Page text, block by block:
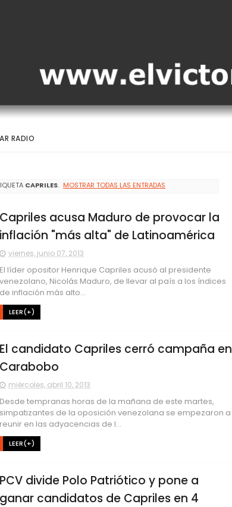
RADIO
CAPRILES. MOSTRAR TODAS LAS ENTRADAS
Capriles acusa Maduro de provocar la
inflación "más alta" de Latinoamérica
viernes, junio 07, 2013
El líder opositor Henrique Capriles acusó al presidente
venezolano, Nicolás Maduro, de llevar al país a los índices
de inflación más alto...
LEER(+)
El candidato Capriles cerró campaña en
Carabobo
miércoles, abril 10, 2013
Desde tempranas horas de la mañana de este martes,
simpatizantes de la oposición venezolana se empezaron a
reunir en las adyacencias de l...
LEER(+)
PCV divide Polo Patriótico y pone a
ganar candidatos de Capriles en 4